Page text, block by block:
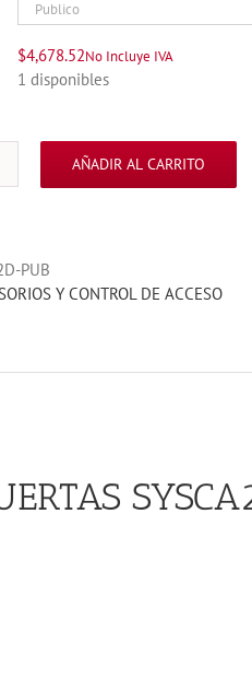
$4,678.52No Incluye IVA
1 disponibles
AÑADIR AL CARRITO
PUB
Y CONTROL DE ACCESO